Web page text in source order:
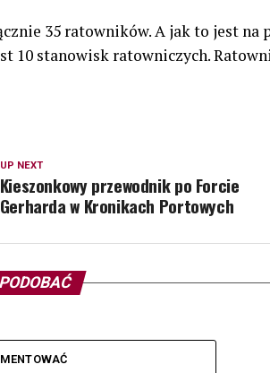
35 ratowników. A jak to jest na
10 stanowisk ratowniczych.
UP NEXT
Kieszonkowy przewodnik po Forcie
Gerharda w Kronikach Portowych